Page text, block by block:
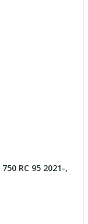
RC 95 2021-,